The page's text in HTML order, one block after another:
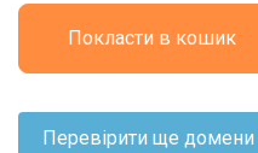
Покласти в кошик
Перевірити ще домени